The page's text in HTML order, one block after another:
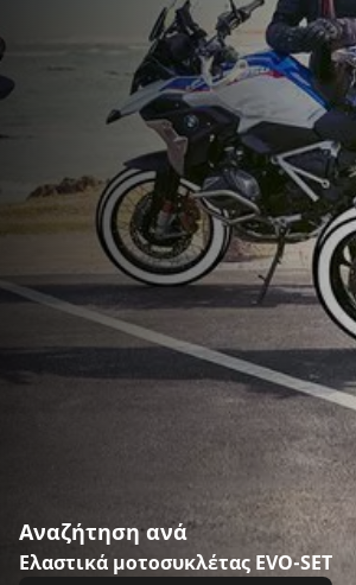
Αναζήτηση ανά
Ελαστικά μοτοσυκλέτας EVO-SET